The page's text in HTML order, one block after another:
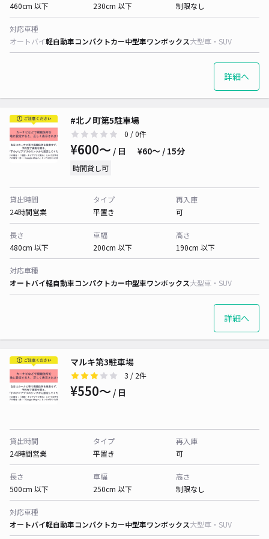
460cm 以下
230cm 以下
制限なし
対応車種
オートバイ軽自動車コンパクトカー中型車ワンボックス大型車・SUV
詳細へ
#北ノ町第5駐車場
0 / 0件
¥600〜 / 日 ¥60〜 / 15分
時間貸し可
貸出時間
24時間営業
タイプ
平置き
再入庫
可
長さ
480cm 以下
車幅
200cm 以下
高さ
190cm 以下
対応車種
オートバイ軽自動車コンパクトカー中型車ワンボックス大型車・SUV
詳細へ
マルキ第3駐車場
3 / 2件
¥550〜 / 日
貸出時間
24時間営業
タイプ
平置き
再入庫
可
長さ
500cm 以下
車幅
250cm 以下
高さ
制限なし
対応車種
オートバイ軽自動車コンパクトカー中型車ワンボックス大型車・SUV